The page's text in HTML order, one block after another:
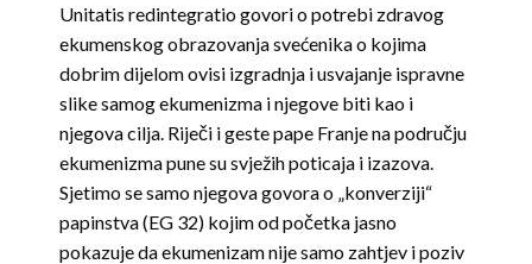
Unitatis redintegratio govori o potrebi zdravog
ekumenskog obrazovanja svećenika o kojima
dobrim dijelom ovisi izgradnja i usvajanje ispravne
slike samog ekumenizma i njegove biti kao i
njegova cilja. Riječi i geste pape Franje na području
ekumenizma pune su svježih poticaja i izazova.
Sjetimo se samo njegova govora o „konverziji“
papinstva (EG 32) kojim od početka jasno
pokazuje da ekumenizam nije samo zahtjev i poziv